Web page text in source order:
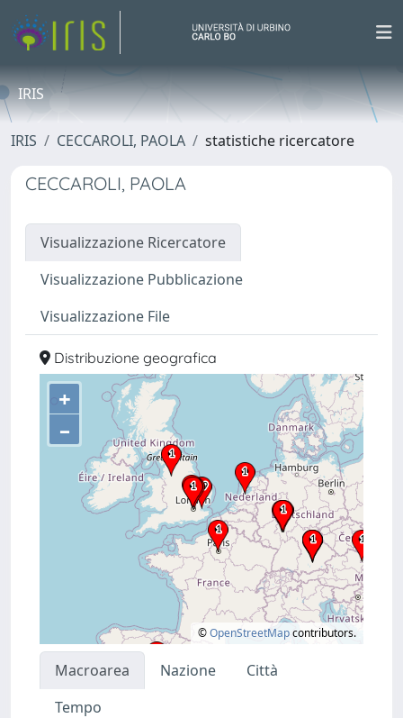
IRIS
IRIS CECCAROLI, PAOLA statistiche ricercatore
CECCAROLI, PAOLA
Visualizzazione Ricercatore
Visualizzazione Pubblicazione
Visualizzazione File
Distribuzione geografica
+
–
©OpenStreetMapcontributors.
Macroarea Nazione
Città
Tempo